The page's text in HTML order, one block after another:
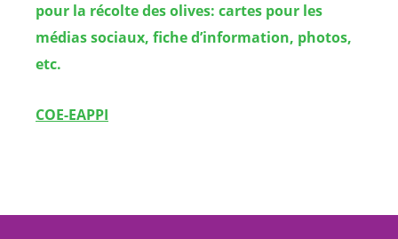
pour la récolte des olives: cartes pour les
médias sociaux, fiche d’information, photos,
etc.
COE-EAPPI